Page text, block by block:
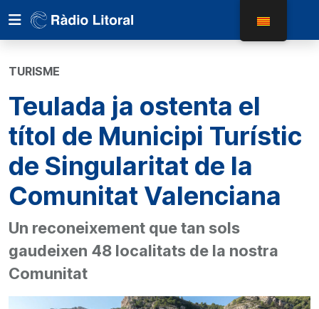
TURISME
Teulada ja ostenta el
títol de Municipi Turístic
de Singularitat de la
Comunitat Valenciana
Un reconeixement que tan sols
gaudeixen 48 localitats de la nostra
Comunitat